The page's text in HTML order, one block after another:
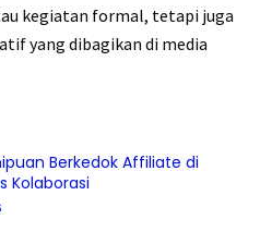
kegiatan formal, tetapi juga
yang dibagikan di media
Berkedok Affiliate di
Kolaborasi